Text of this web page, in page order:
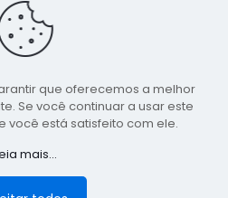
Una - PE. CEP: 553370-128
(81) 99548-1569
de Comunicação da
Bento do Una - PE
- Agência Digital
que oferecemos a melhor
Se você continuar a usar este
você está satisfeito com ele.
mais...